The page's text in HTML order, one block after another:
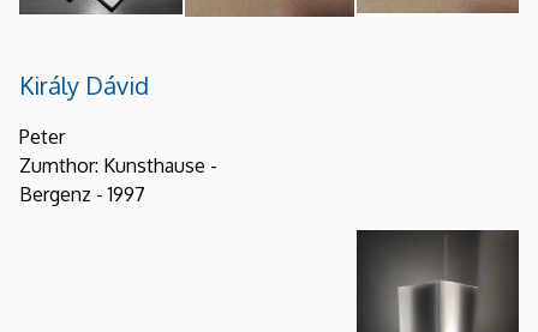
Király Dávid
Peter
Zumthor: Kunsthause -
Bergenz - 1997